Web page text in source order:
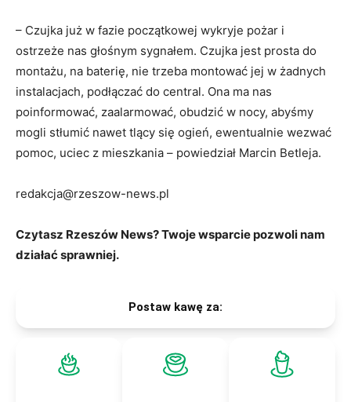
– Czujka już w fazie początkowej wykryje pożar i
ostrzeże nas głośnym sygnałem. Czujka jest prosta do
montażu, na baterię, nie trzeba montować jej w żadnych
instalacjach, podłączać do central. Ona ma nas
poinformować, zaalarmować, obudzić w nocy, abyśmy
mogli stłumić nawet tlący się ogień, ewentualnie wezwać
pomoc, uciec z mieszkania – powiedział Marcin Betleja.
redakcja@rzeszow-news.pl
Czytasz Rzeszów News? Twoje wsparcie pozwoli nam
działać sprawniej.
Postaw kawę za: